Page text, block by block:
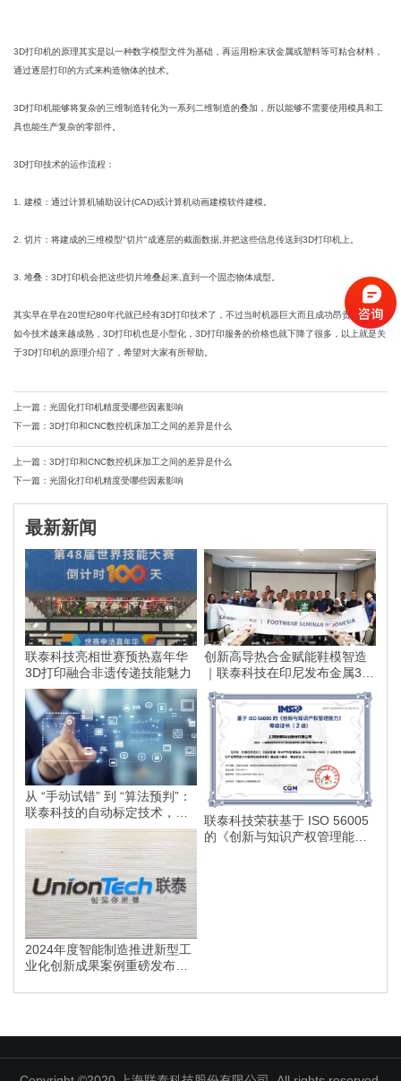
3D打印机的原理其实是以一种数字模型文件为基础，再运用粉末状金属或塑料等可粘合材料，
通过逐层打印的方式来构造物体的技术。
3D打印机能够将复杂的三维制造转化为一系列二维制造的叠加，所以能够不需要使用模具和工
具也能生产复杂的零部件。
3D打印技术的运作流程：
1. 建模：通过计算机辅助设计(CAD)或计算机动画建模软件建模。
2. 切片：将建成的三维模型"切片"成逐层的截面数据,并把这些信息传送到3D打印机上。
3. 堆叠：3D打印机会把这些切片堆叠起来,直到一个固态物体成型。
其实早在早在20世纪80年代就已经有3D打印技术了，不过当时机器巨大而且成功昂贵，不过现
如今技术越来越成熟，3D打印机也是小型化，3D打印服务的价格也就下降了很多，以上就是关
于3D打印机的原理介绍了，希望对大家有所帮助。
上一篇：光固化打印机精度受哪些因素影响
下一篇：3D打印和CNC数控机床加工之间的差异是什么
上一篇：3D打印和CNC数控机床加工之间的差异是什么
下一篇：光固化打印机精度受哪些因素影响
最新新闻
联泰科技亮相世赛预热嘉年华
3D打印融合非遗传递技能魅力
创新高导热合金赋能鞋模智造
｜联泰科技在印尼发布金属3D
打印落地方案
从 “手动试错” 到 “算法预判”：
联泰科技的自动标定技术，如
何为智能制造划定更高的行业
标准？
联泰科技荣获基于 ISO 56005
的《创新与知识产权管理能
2024年度智能制造推进新型工
业化创新成果案例重磅发布，